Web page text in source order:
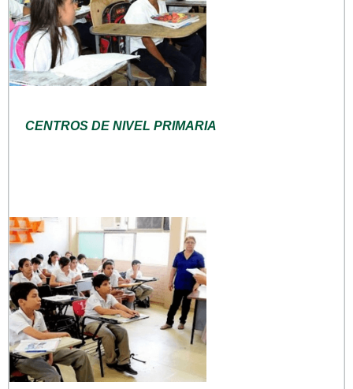
CENTROS DE NIVEL PRIMARIA